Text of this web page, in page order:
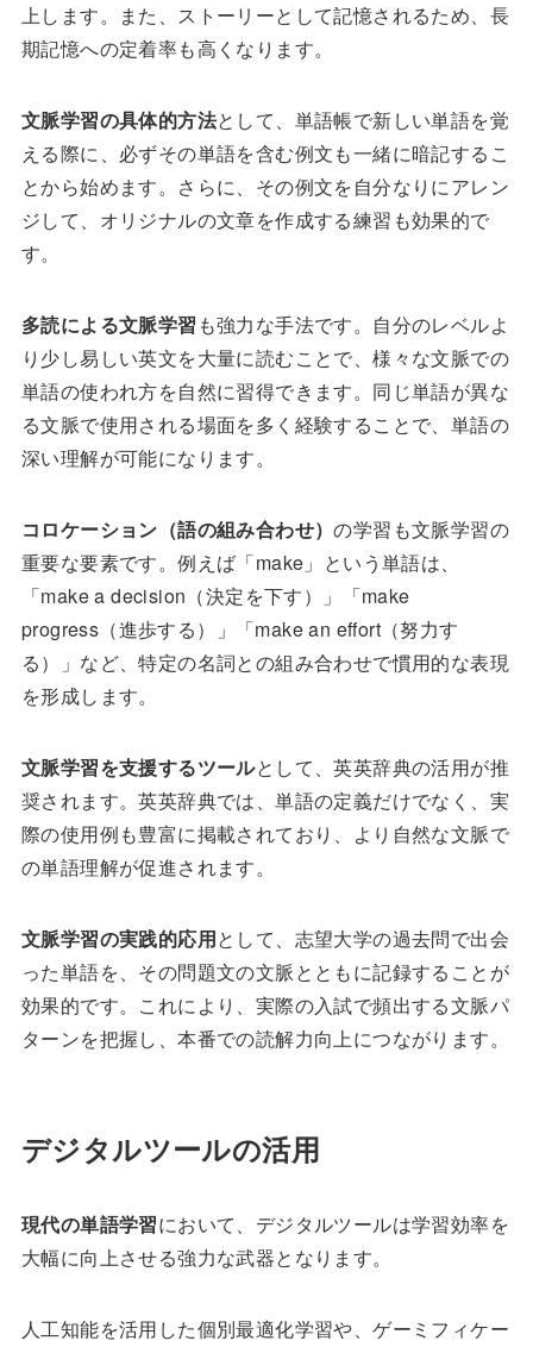
上します。また、ストーリーとして記憶されるため、長
期記憶への定着率も高くなります。
文脈学習の具体的方法として、単語帳で新しい単語を覚
える際に、必ずその単語を含む例文も一緒に暗記するこ
とから始めます。さらに、その例文を自分なりにアレン
ジして、オリジナルの文章を作成する練習も効果的で
す。
多読による文脈学習 も強力な手法です。自分のレベルよ
り少し易しい英文を大量に読むことで、様々な文脈での
単語の使われ方を自然に習得できます。同じ単語が異な
る文脈で使用される場面を多く経験することで、単語の
深い理解が可能になります。
コロケーション（語の組み合わせ）の学習も文脈学習の
重要な要素です。例えば「make」という単語は、
「make a decision（決定を下す）」「make
progress（進歩する）」「make an effort（努力す
る）」など、特定の名詞との組み合わせで慣用的な表現
を形成します。
文脈学習を支援するツールとして、英英辞典の活用が推
奨されます。英英辞典では、単語の定義だけでなく、実
際の使用例も豊富に掲載されており、より自然な文脈で
の単語理解が促進されます。
文脈学習の実践的応用として、志望大学の過去問で出会
った単語を、その問題文の文脈とともに記録することが
効果的です。これにより、実際の入試で頻出する文脈パ
ターンを把握し、本番での読解力向上につながります。
デジタルツールの活用
現代の単語学習において、デジタルツールは学習効率を
大幅に向上させる強力な武器となります。
人工知能を活用した個別最適化学習や、ゲーミフィケー